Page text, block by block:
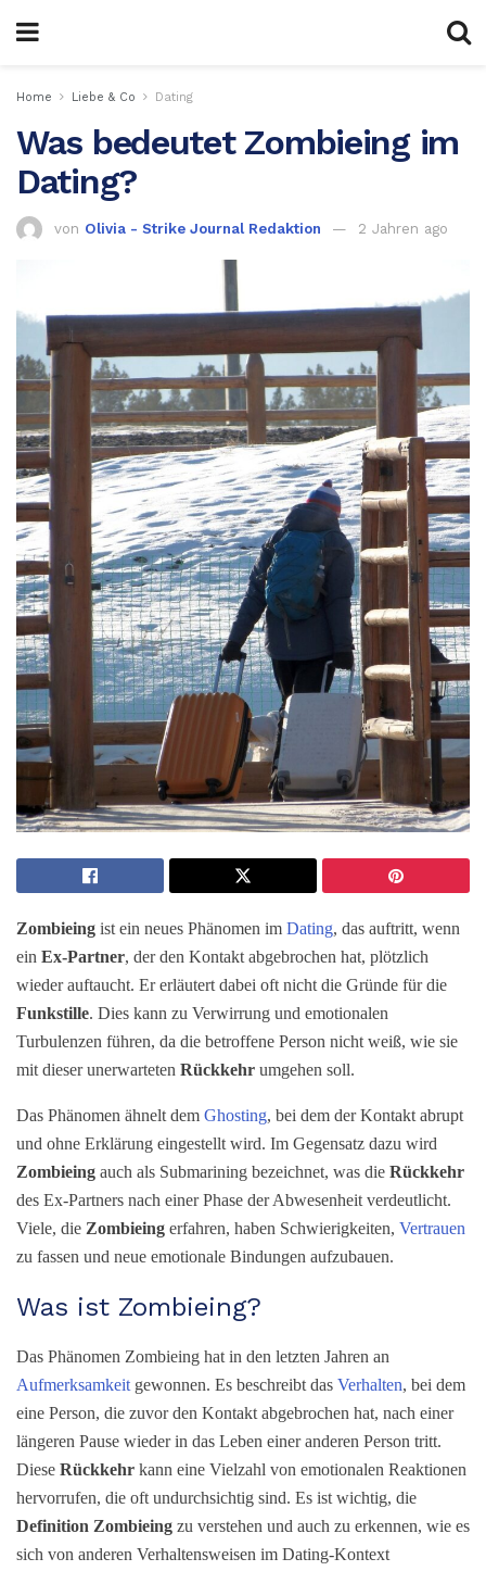
Home Liebe & Co Dating
Was bedeutet Zombieing im
Dating?
von Olivia - Strike Journal Redaktion 2 Jahren ago
Zombieing ist ein neues Phänomen im Dating, das auftritt, wenn
ein Ex-Partner, der den Kontakt abgebrochen hat, plötzlich
wieder auftaucht. Er erläutert dabei oft nicht die Gründe für die
Funkstille. Dies kann zu Verwirrung und emotionalen
Turbulenzen führen, da die betroffene Person nicht weiß, wie sie
mit dieser unerwarteten Rückkehr umgehen soll.
Das Phänomen ähnelt dem Ghosting, bei dem der Kontakt abrupt
und ohne Erklärung eingestellt wird. Im Gegensatz dazu wird
Zombieing auch als Submarining bezeichnet, was die Rückkehr
des Ex-Partners nach einer Phase der Abwesenheit verdeutlicht.
Viele, die Zombieing erfahren, haben Schwierigkeiten, Vertrauen
zu fassen und neue emotionale Bindungen aufzubauen.
Was ist Zombieing?
Das Phänomen Zombieing hat in den letzten Jahren an
Aufmerksamkeit gewonnen. Es beschreibt das Verhalten, bei dem
eine Person, die zuvor den Kontakt abgebrochen hat, nach einer
längeren Pause wieder in das Leben einer anderen Person tritt.
Diese Rückkehr kann eine Vielzahl von emotionalen Reaktionen
hervorrufen, die oft undurchsichtig sind. Es ist wichtig, die
Definition Zombieing zu verstehen und auch zu erkennen, wie es
sich von anderen Verhaltensweisen im Dating-Kontext